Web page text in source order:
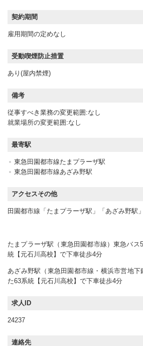
契約期間
雇用期間の定めなし
受動喫煙防止措置
あり(屋内禁煙)
備考
従事すべき業務の変更範囲:なし
就業場所の変更範囲:なし
最寄駅
東急田園都市線たまプラーザ駅
東急田園都市線あざみ野駅
アクセスその他
田園都市線「たまプラーザ駅」「あざみ野駅
たまプラーザ駅（東急田園都市線）東急バ
統【元石川高校】で下車徒歩4分
あざみ野駅（東急田園都市線・横浜市営地
た63系統【元石川高校】で下車徒歩4分
求人ID
24237
連絡先